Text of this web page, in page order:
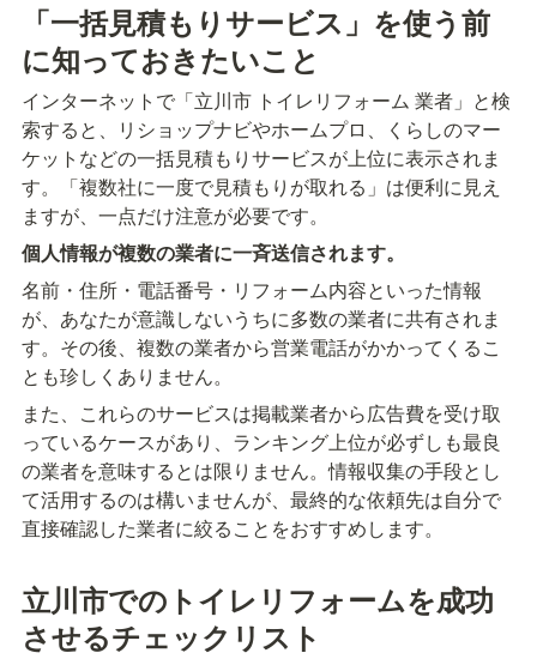
「一括見積もりサービス」を使う前
に知っておきたいこと
インターネットで「立川市 トイレリフォーム 業者」と検
索すると、リショップナビやホームプロ、くらしのマー
ケットなどの一括見積もりサービスが上位に表示されま
す。「複数社に一度で見積もりが取れる」は便利に見え
ますが、一点だけ注意が必要です。
個人情報が複数の業者に一斉送信されます。
名前・住所・電話番号・リフォーム内容といった情報
が、あなたが意識しないうちに多数の業者に共有されま
す。その後、複数の業者から営業電話がかかってくるこ
とも珍しくありません。
また、これらのサービスは掲載業者から広告費を受け取
っているケースがあり、ランキング上位が必ずしも最良
の業者を意味するとは限りません。情報収集の手段とし
て活用するのは構いませんが、最終的な依頼先は自分で
直接確認した業者に絞ることをおすすめします。
立川市でのトイレリフォームを成功
させるチェックリスト